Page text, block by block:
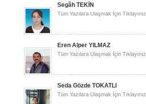
Segâh TEKİN
Tüm Yazılara Ulaşmak İçin Tıklayınız.
Eren Alper YILMAZ
Tüm Yazılara Ulaşmak İçin Tıklayınız.
Seda Gözde TOKATLI
Tüm Yazılara Ulaşmak İçin Tıklayınız.